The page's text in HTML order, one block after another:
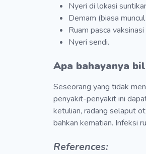
Nyeri di lokasi
Demam (biasa
Ruam pasca
Nyeri sendi.
Apa bahayanya
Seseorang yang tidak
penyakit-penyakit ini
ketulian, radang selaput
bahkan kematian. Infeksi
References: